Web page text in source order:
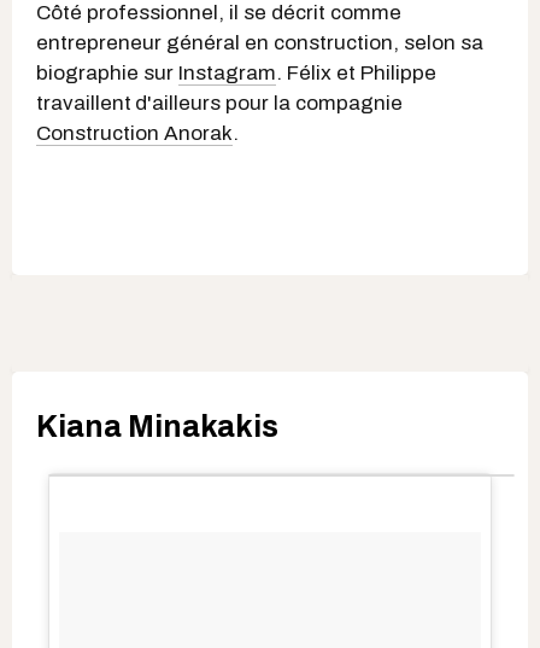
Côté professionnel, il se décrit comme
entrepreneur général en construction, selon sa
biographie sur Instagram. Félix et Philippe
travaillent d'ailleurs pour la compagnie
Construction Anorak.
Kiana Minakakis